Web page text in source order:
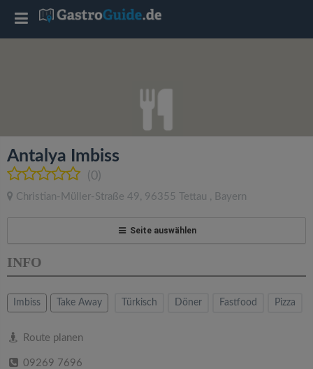
Antalya Imbiss
(0)
Christian-Müller-Straße 49, 96355 Tettau , Bayern
Seite auswählen
INFO
Imbiss Take Away Türkisch Döner Fastfood Pizza
Route planen
09269 7696
T
l
e
a
v